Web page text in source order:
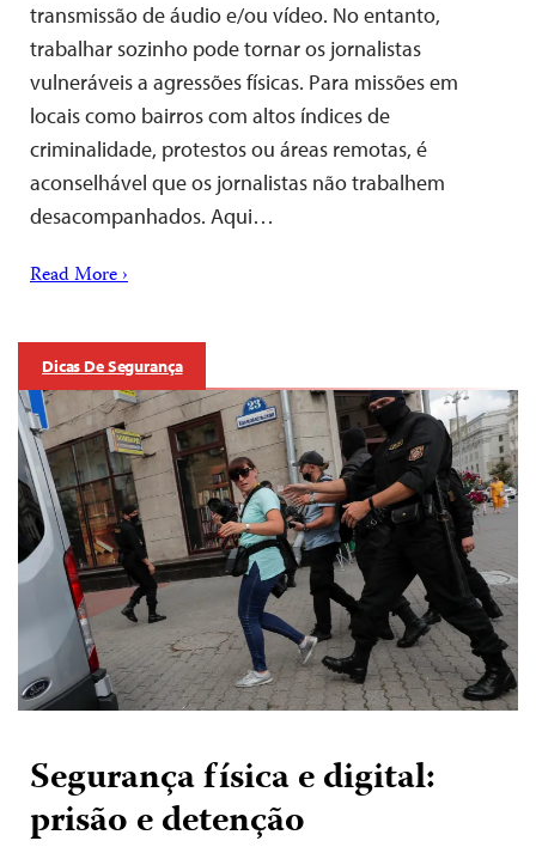
transmissão de áudio e/ou vídeo. No entanto,
trabalhar sozinho pode tornar os jornalistas
vulneráveis ​​a agressões físicas. Para missões em
locais como bairros com altos índices de
criminalidade, protestos ou áreas remotas, é
aconselhável que os jornalistas não trabalhem
desacompanhados. Aqui…
Read More ›
Dicas De Segurança
Segurança física e digital:
prisão e detenção